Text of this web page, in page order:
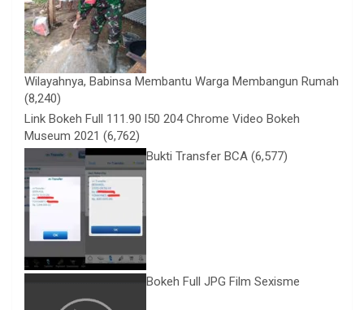
Wilayahnya, Babinsa Membantu Warga Membangun Rumah
(8,240)
Link Bokeh Full 111.90 l50 204 Chrome Video Bokeh
Museum 2021 (6,762)
Bukti Transfer BCA (6,577)
Bokeh Full JPG Film Sexisme